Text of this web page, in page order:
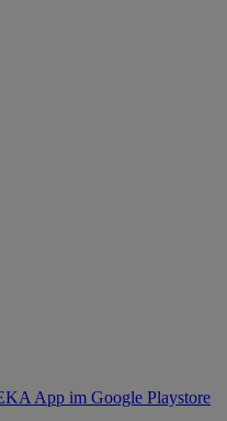
App im Google Playstore